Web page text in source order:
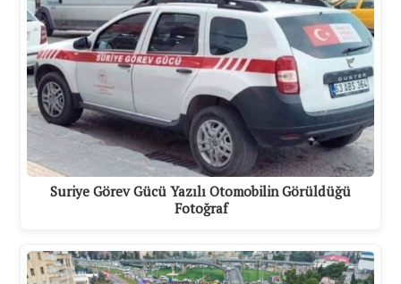
Suriye Görev Gücü Yazılı Otomobilin Görüldüğü
Fotoğraf